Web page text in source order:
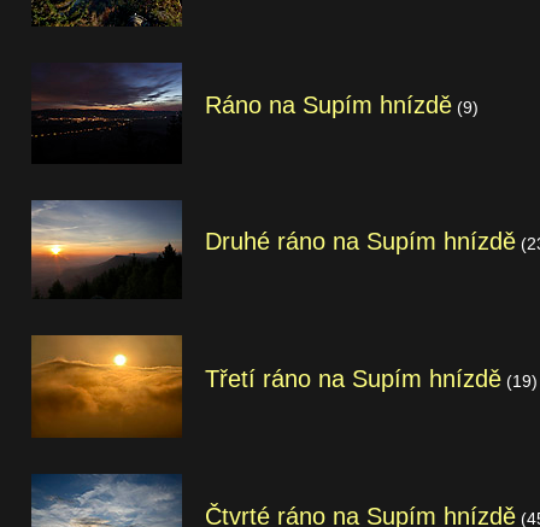
Ráno na Supím hnízdě (9)
Druhé ráno na Supím hnízdě
Třetí ráno na Supím hnízdě (19)
Čtvrté ráno na Supím hnízdě